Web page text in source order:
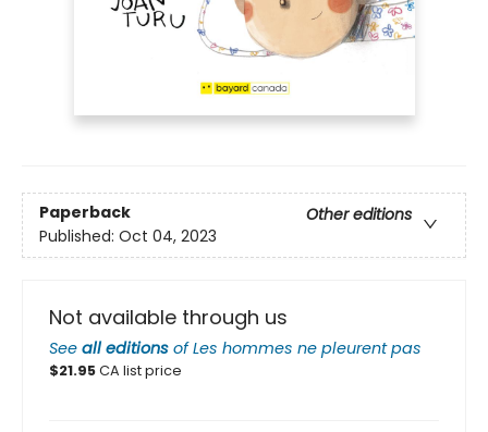
Paperback
Other editions
Published: Oct 04, 2023
Not available through us
See all editions ofLes hommes ne pleurent pas
$21.95CA list price